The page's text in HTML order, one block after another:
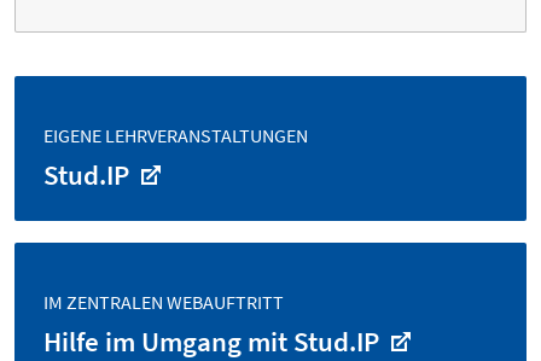
EIGENE LEHRVERANSTALTUNGEN
Stud.IP
IM ZENTRALEN WEBAUFTRITT
Hilfe im Umgang mit Stud.IP